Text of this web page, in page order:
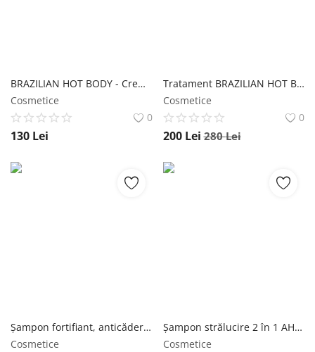
BRAZILIAN HOT BODY - Cremă termogenică pentru noapte anticelulită & fermitate Wawa Fresh Cosmetics
Cosmetice
0
130 Lei
Tratament BRAZILIAN HOT BODY anticelulită & fermitate Wawa Fresh Cosmetics
Cosmetice
0
200 Lei 280Lei
Șampon fortifiant, anticădere, scalp sensibil Happy Happy Hair Wawa Fresh Cosmetics
Cosmetice
Șampon strălucire 2 în 1 AHA PARADISE Wawa Fresh Cosmetics
Cosmetice